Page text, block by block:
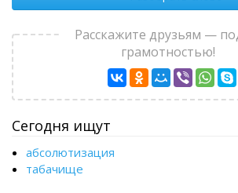
Расскажите друзьям —
грамотностью!
Сегодня ищут
абсолютизация
табачище